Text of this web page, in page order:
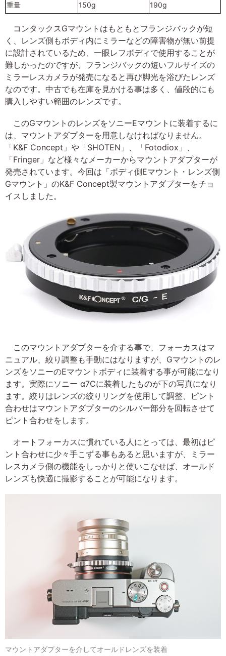
重量
150g 190g
コンタックスGマウントはもともとフランジバックが短
く、レンズ側もボディ内にミラーなどの障害物が無い前提
に設計されているため、一眼レフボディで使用することが
難しかったのですが、フランジバックの短いフルサイズの
ミラーレスカメラが発売になると再び脚光を浴びたレンズ
なのです。中古でも在庫を見かける事は多く、値段的にも
購入しやすい範囲のレンズです。
このGマウントのレンズをソニーEマウントに装着するに
は、マウントアダプターを用意しなければなりません。
「K&F Concept」や「SHOTEN」、「Fotodiox」、
「Fringer」など様々なメーカーからマウントアダプターが
発売されています。今回は「ボディ側Eマウント・レンズ側
Gマウント」のK&F Concept製マウントアダプターをチョ
イスしました。
このマウントアダプターを介する事で、フォーカスはマ
ニュアル、絞り調整も手動にはなりますが、Gマウントのレ
ンズをソニーのEマウントボディに装着する事が可能になり
ます。実際にソニー α7Cに装着したものが下の写真になり
ます。絞りはレンズの絞りリングを使用して調整、ピント
合わせはマウントアダプターのシルバー部分を回転させて
ピント合わせをします。
オートフォーカスに慣れている人にとっては、最初はピ
ント合わせに少々手こずる事もあると思いますが、ミラー
レスカメラ側の機能をしっかりと使いこなせば、オールド
レンズも快適に撮影することが可能になります。
マウントアダプターを介してオールドレンズを装着